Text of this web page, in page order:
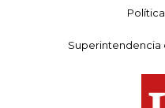
Superintendencia